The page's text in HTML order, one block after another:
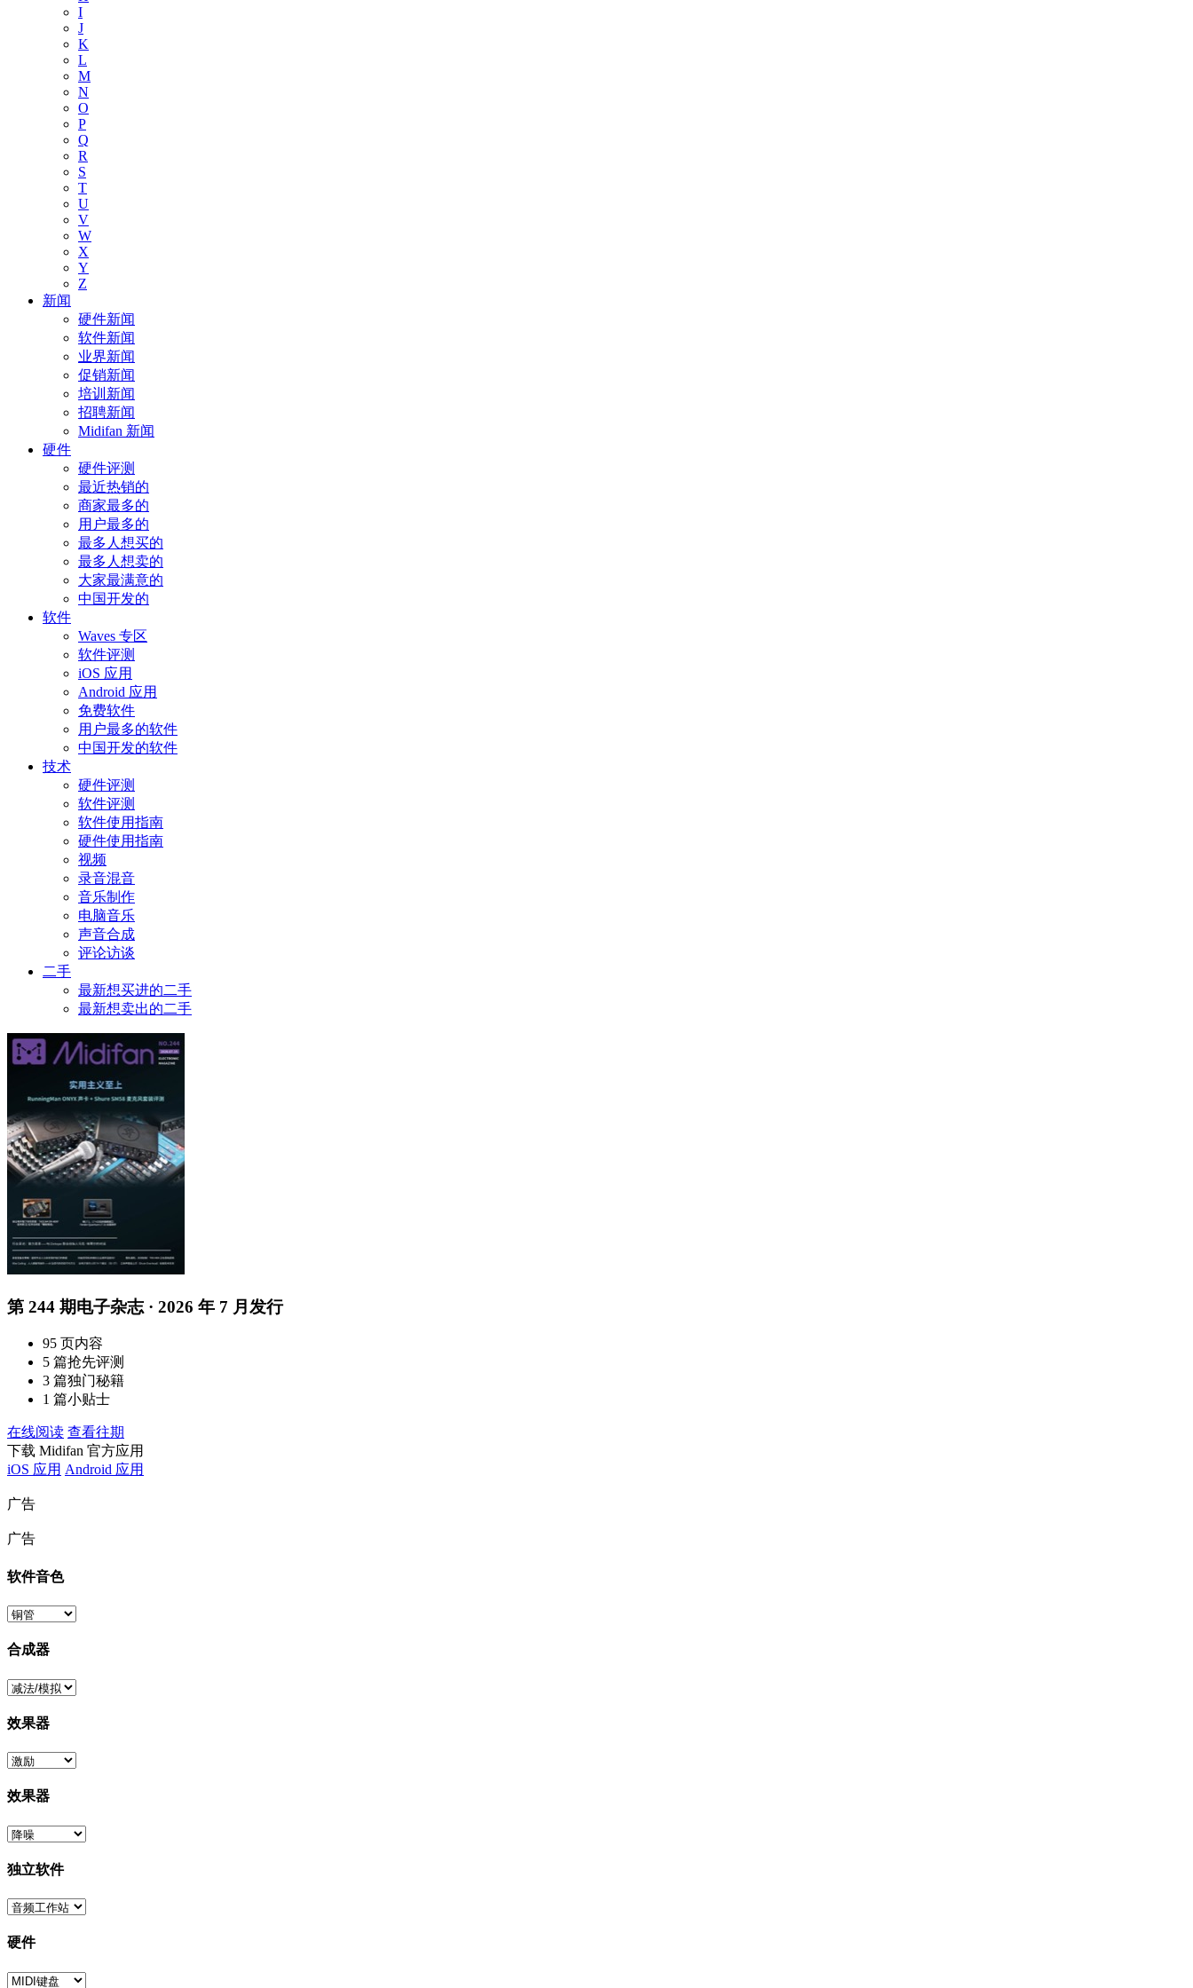
I
J
K
L
M
N
O
P
Q
R
S
T
U
V
W
X
Y
Z
新闻
硬件新闻
软件新闻
业界新闻
促销新闻
培训新闻
招聘新闻
Midifan 新闻
硬件
硬件评测
最近热销的
商家最多的
用户最多的
最多人想买的
最多人想卖的
大家最满意的
中国开发的
软件
Waves 专区
软件评测
iOS 应用
Android 应用
免费软件
用户最多的软件
中国开发的软件
技术
硬件评测
软件评测
软件使用指南
硬件使用指南
视频
录音混音
音乐制作
电脑音乐
声音合成
评论访谈
二手
最新想买进的二手
最新想卖出的二手
第 244 期电子杂志 · 2026 年 7 月发行
95 页内容
5 篇抢先评测
3 篇独门秘籍
1 篇小贴士
在线阅读 查看往期
下载 Midifan 官方应用
iOS 应用 Android 应用
广告
广告
软件音色
合成器
效果器
效果器
独立软件
硬件